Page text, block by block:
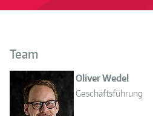
Team
Oliver Wedel
Geschäftsführung